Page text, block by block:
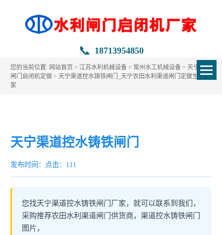
📞 18713954850
您的当前位置: 网站首页 >江苏水利机械设备 > 常州水工机械设备 >天宁水利
闸门启闭机定做 > 天宁渠道控水铸铁闸门_天宁农田水利渠道闸门定做生产厂
家
天宁渠道控水铸铁闸门
发布时间： 点击：111
您找天宁渠道控水铸铁闸门厂家，就可以联系到我们，
采购推荐农田水利渠道闸门供货商，渠道控水铸铁闸门
图片，